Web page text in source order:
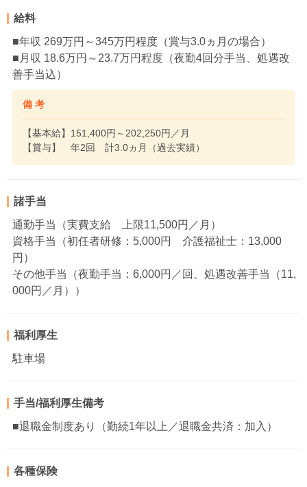
給料
■年収 269万円～345万円程度（賞与3.0ヵ月の場合）
■月収 18.6万円～23.7万円程度（夜勤4回分手当、処遇改
善手当込）
備 考
【基本給】151,400円～202,250円／月
【賞与】 年2回 計3.0ヵ月（過去実績）
諸手当
通勤手当（実費支給 上限11,500円／月）
資格手当（初任者研修：5,000円 介護福祉士：13,000
円）
その他手当（夜勤手当：6,000円／回、処遇改善手当（11,
000円／月））
福利厚生
駐車場
手当/福利厚生備考
■退職金制度あり（勤続1年以上／退職金共済：加入）
各種保険